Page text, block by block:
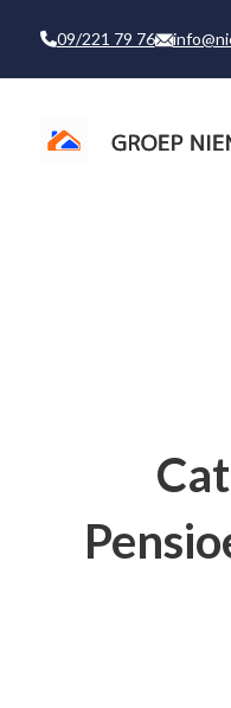
09/221 79 76